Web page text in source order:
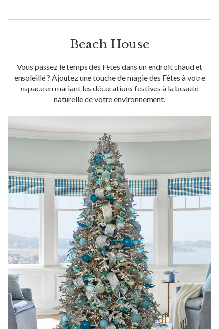
Beach House
Vous passez le temps des Fêtes dans un endroit chaud et
ensoleillé ? Ajoutez une touche de magie des Fêtes à votre
espace en mariant les décorations festives à la beauté
naturelle de votre environnement.